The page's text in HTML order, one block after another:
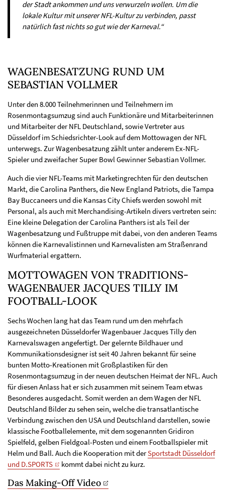
der Stadt ankommen und uns verwurzeln wollen. Um die
lokale Kultur mit unserer NFL-Kultur zu verbinden, passt
natürlich fast nichts so gut wie der Karneval.“
WAGENBESATZUNG RUND UM
SEBASTIAN VOLLMER
Unter den 8.000 Teilnehmerinnen und Teilnehmern im
Rosenmontagsumzug sind auch Funktionäre und Mitarbeiterinnen
und Mitarbeiter der NFL Deutschland, sowie Vertreter aus
Düsseldorf im Schiedsrichter-Look auf dem Mottowagen der NFL
unterwegs. Zur Wagenbesatzung zählt unter anderem Ex-NFL-
Spieler und zweifacher Super Bowl Gewinner Sebastian Vollmer.
Auch die vier NFL-Teams mit Marketingrechten für den deutschen
Markt, die Carolina Panthers, die New England Patriots, die Tampa
Bay Buccaneers und die Kansas City Chiefs werden sowohl mit
Personal, als auch mit Merchandising-Artikeln divers vertreten sein:
Eine kleine Delegation der Carolina Panthers ist als Teil der
Wagenbesatzung und Fußtruppe mit dabei, von den anderen Teams
können die Karnevalistinnen und Karnevalisten am Straßenrand
Wurfmaterial ergattern.
MOTTOWAGEN VON TRADITIONS-
WAGENBAUER JACQUES TILLY IM
FOOTBALL-LOOK
Sechs Wochen lang hat das Team rund um den mehrfach
ausgezeichneten Düsseldorfer Wagenbauer Jacques Tilly den
Karnevalswagen angefertigt. Der gelernte Bildhauer und
Kommunikationsdesigner ist seit 40 Jahren bekannt für seine
bunten Motto-Kreationen mit Großplastiken für den
Rosenmontagsumzug in der neuen deutschen Heimat der NFL. Auch
für diesen Anlass hat er sich zusammen mit seinem Team etwas
Besonderes ausgedacht. Somit werden an dem Wagen der NFL
Deutschland Bilder zu sehen sein, welche die transatlantische
Verbindung zwischen den USA und Deutschland darstellen, sowie
klassische Footballelemente, mit dem sogenannten Gridiron
Spielfeld, gelben Fieldgoal-Posten und einem Footballspieler mit
Helm und Ball. Auch die Kooperation mit derSportstadt Düsseldorf
und D.SPORTS
kommt dabei nicht zu kurz.
Das Making-Off Video